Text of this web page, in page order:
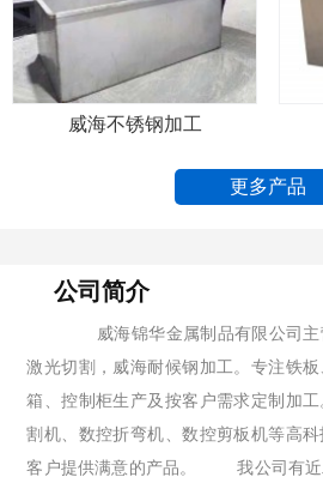
威海不锈钢加工
更多产品
公司简介
威海锦华金属制品有限公司主
激光切割，威海耐候钢加工。专注铁
箱、控制柜生产及按客户需求定制加
割机、数控折弯机、数控剪板机等高
客户提供满意的产品。 我公司有近